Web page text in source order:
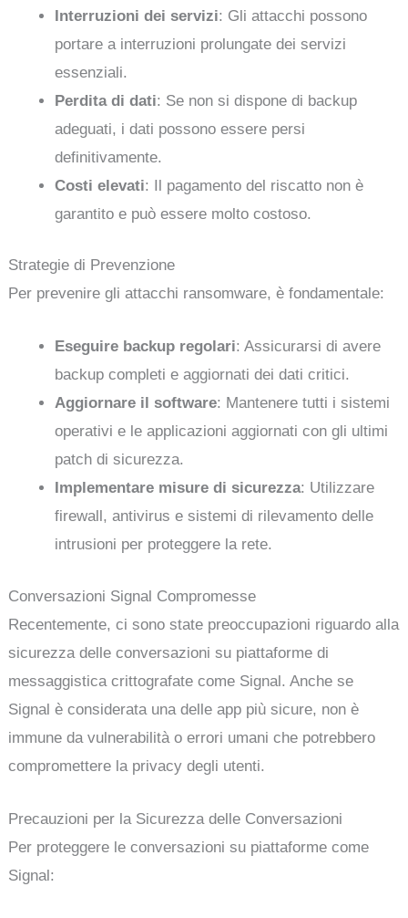
Interruzioni dei servizi: Gli attacchi possono
portare a interruzioni prolungate dei servizi
essenziali.
Perdita di dati: Se non si dispone di backup
adeguati, i dati possono essere persi
definitivamente.
Costi elevati: Il pagamento del riscatto non è
garantito e può essere molto costoso.
Strategie di Prevenzione
Per prevenire gli attacchi ransomware, è fondamentale:
Eseguire backup regolari: Assicurarsi di avere
backup completi e aggiornati dei dati critici.
Aggiornare il software: Mantenere tutti i sistemi
operativi e le applicazioni aggiornati con gli ultimi
patch di sicurezza.
Implementare misure di sicurezza: Utilizzare
firewall, antivirus e sistemi di rilevamento delle
intrusioni per proteggere la rete.
Conversazioni Signal Compromesse
Recentemente, ci sono state preoccupazioni riguardo alla
sicurezza delle conversazioni su piattaforme di
messaggistica crittografate come Signal. Anche se
Signal è considerata una delle app più sicure, non è
immune da vulnerabilità o errori umani che potrebbero
compromettere la privacy degli utenti.
Precauzioni per la Sicurezza delle Conversazioni
Per proteggere le conversazioni su piattaforme come
Signal: